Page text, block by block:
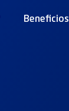
Beneficios